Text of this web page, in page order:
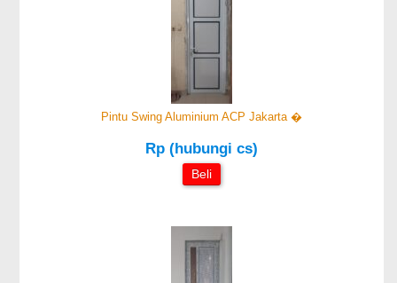
Pintu Swing Aluminium ACP Jakarta �
Rp (hubungi cs)
Beli